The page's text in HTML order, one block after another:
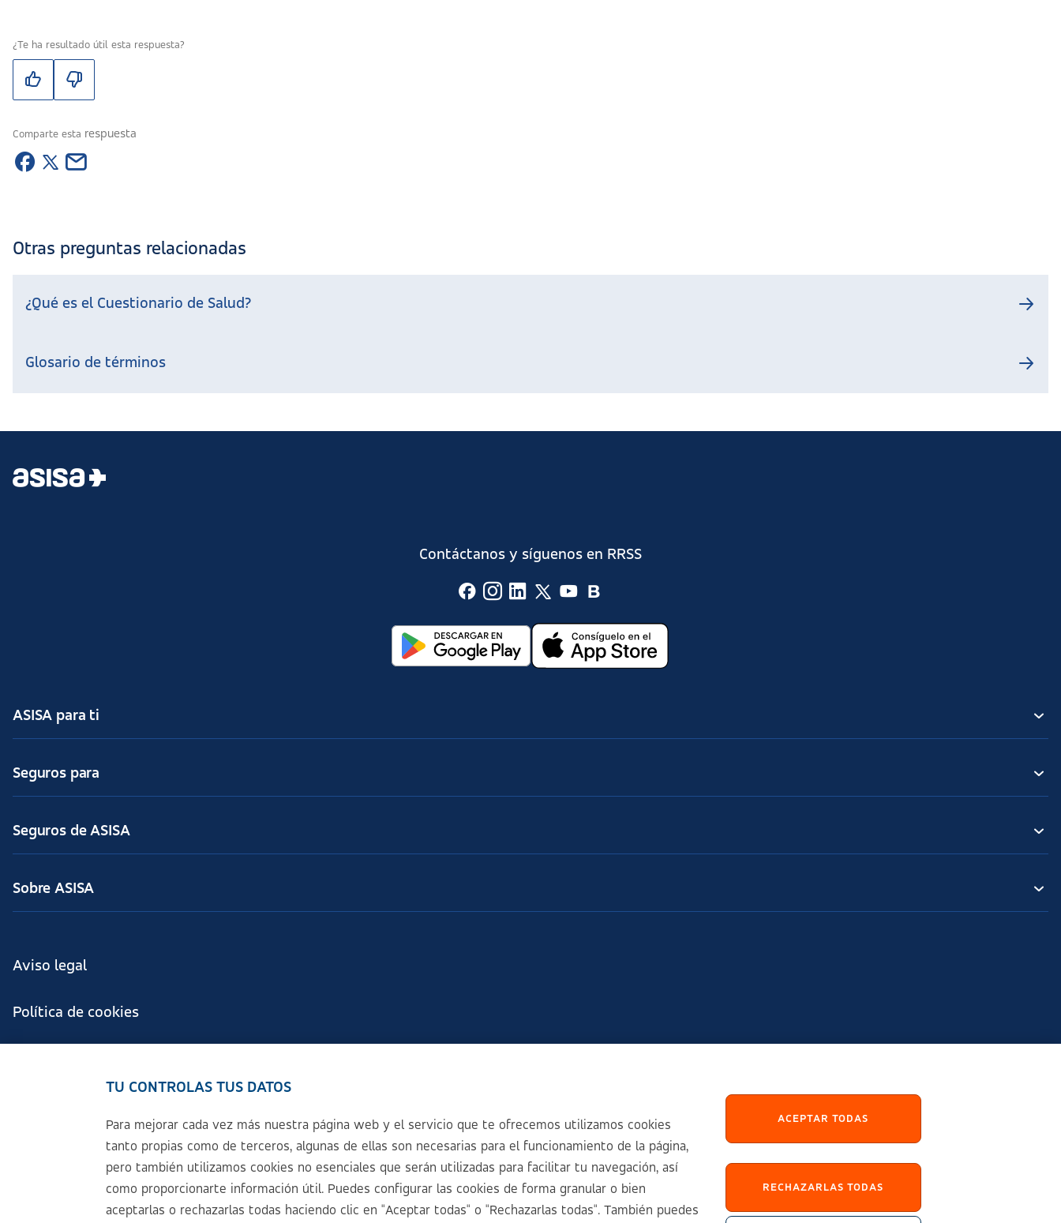
¿Te ha resultado útil esta respuesta?
Comparte esta respuesta
Otras preguntas relacionadas
¿Qué es el Cuestionario de Salud?
Glosario de términos
Contáctanos y síguenos en RRSS
ASISA para ti
Seguros para
Seguros de ASISA
Sobre ASISA
Aviso legal
Política de cookies
Sistema Interno de Información
TU CONTROLAS TUS DATOS
Para mejorar cada vez más nuestra página web y el servicio que te ofrecemos utilizamos cookies
tanto propias como de terceros, algunas de ellas son necesarias para el funcionamiento de la página,
pero también utilizamos cookies no esenciales que serán utilizadas para facilitar tu navegación, así
como proporcionarte información útil. Puedes configurar las cookies de forma granular o bien
aceptarlas o rechazarlas todas haciendo clic en "Aceptar todas" o "Rechazarlas todas". También puedes
RECHAZARLAS TODAS
ACEPTAR TODAS